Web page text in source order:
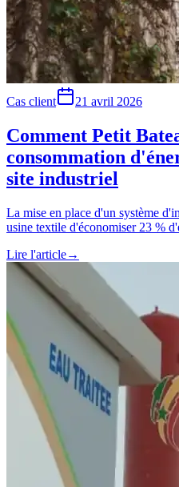
Cas client 21 avril 2026
Comment Petit
consommation
site industriel
La mise en place d'un système
usine textile d'économiser 23 %
Lire l'article→